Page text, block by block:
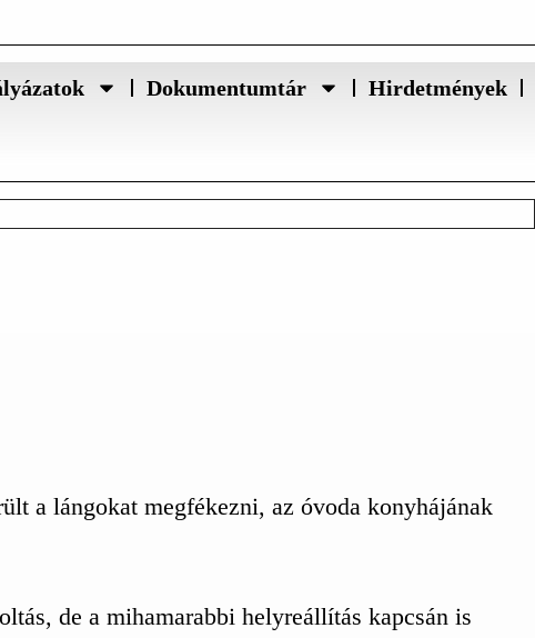
Dokumentumtár Hirdetmények
a lángokat megfékezni, az óvoda konyhájának
de a mihamarabbi helyreállítás kapcsán is